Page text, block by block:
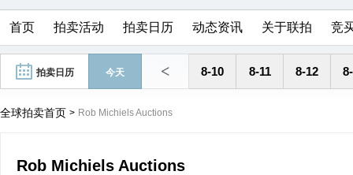
首页 拍卖活动 拍卖日历 动态资讯 关于联拍 竞
拍卖日历 今天 < 8-10 8-11 8-12
全球拍卖首页 > Rob Michiels Auctions
Rob Michiels Auctions